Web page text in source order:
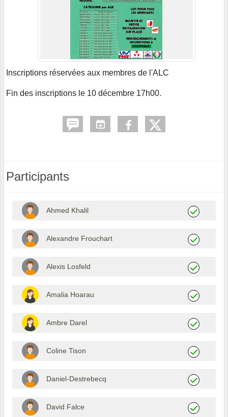
Inscriptions réservées aux membres de l'ALC
Fin des inscriptions le 10 décembre 17h00.
Participants
Ahmed Khalil
Alexandre Frouchart
Alexis Losfeld
Amalia Hoarau
Ambre Darel
Coline Tison
Daniel-Destrebecq
David Falce